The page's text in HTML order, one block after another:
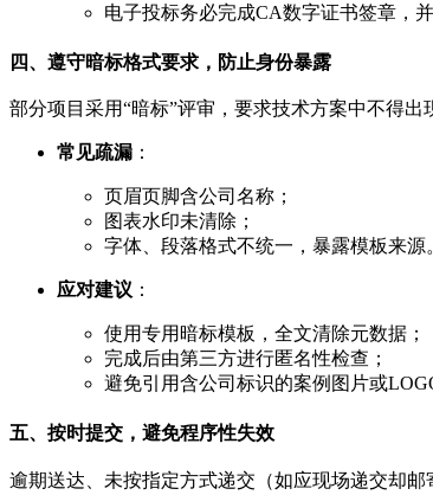
电子投标务必完成CA数字证书签章，
四、遵守暗标格式要求，防止身份暴露
部分项目采用“暗标”评审，要求技术方案中不得出
常见疏漏 ：
页眉页脚含公司名称；
图表水印未清除；
字体、段落格式不统一，暴露模板来源
应对建议 ：
使用专用暗标模板，全文清除元数据；
完成后由第三方进行匿名性检查；
避免引用含公司标识的案例图片或
五、按时提交，避免程序性失效
逾期送达、未按指定方式递交（如应现场递交却